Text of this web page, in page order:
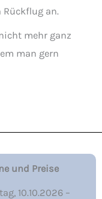
an.
mehr ganz
man gern
und Preise
10.10.2026 –